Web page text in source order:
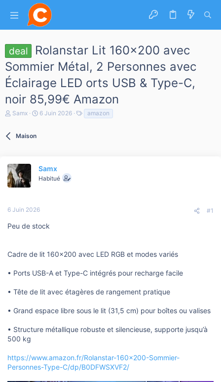
deal
Rolanstar Lit 160x200 avec
Sommier Métal, 2 Personnes avec
Éclairage LED orts USB & Type-C,
noir 85,99€ Amazon
A
e
l
a
s
u
s
o
Samx
D
é
b
6 Juin 2026
a
amazon
Maison
Samx
Habitué
6 Juin 2026 #1
Peu de stock
Cadre de lit 160x200 avec LED RGB et modes variés
• Ports USB-A et Type-C intégrés pour recharge facile
• Tête de lit avec étagères de rangement pratique
• Grand espace libre sous le lit (31,5 cm) pour boîtes ou valises
• Structure métallique robuste et silencieuse, supporte jusqu’à
500 kg
https://www.amazon.fr/Rolanstar-160x200-Sommier-
Personnes-Type-C/dp/B0DFWSXVF2/